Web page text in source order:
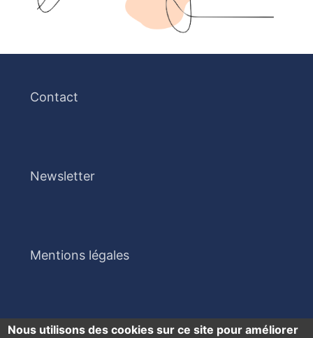
Contact
Newsletter
Mentions légales
Nous utilisons des cookies sur ce site pour améliorer